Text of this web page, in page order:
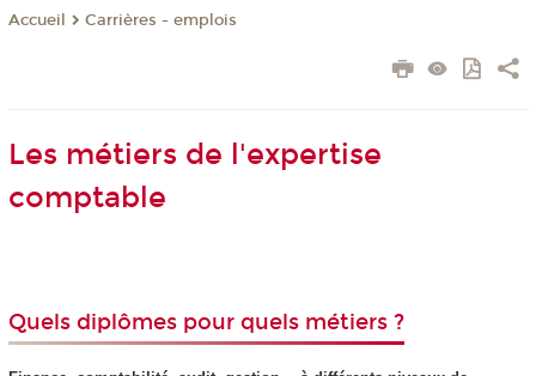
Accueil Carrières - emplois
Les métiers de l'expertise
comptable
Quels diplômes pour quels métiers ?